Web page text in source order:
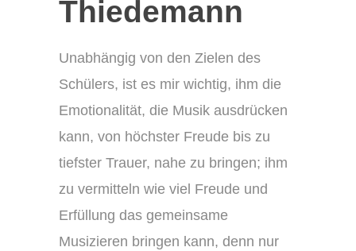
Thiedemann
Unabhängig von den Zielen des
Schülers, ist es mir wichtig, ihm die
Emotionalität, die Musik ausdrücken
kann, von höchster Freude bis zu
tiefster Trauer, nahe zu bringen; ihm
zu vermitteln wie viel Freude und
Erfüllung das gemeinsame
Musizieren bringen kann, denn nur